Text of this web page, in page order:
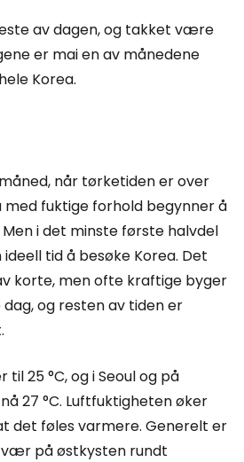
av dagen, og takket være
er mai en av månedene
Korea.
når tørketiden er over
med fuktige forhold begynner å
i det minste første halvdel
tid å besøke Korea. Det
korte, men ofte kraftige byger
og resten av tiden er
25 °C, og i Seoul og på
27 °C. Luftfuktigheten øker
det føles varmere. Generelt er
på østkysten rundt